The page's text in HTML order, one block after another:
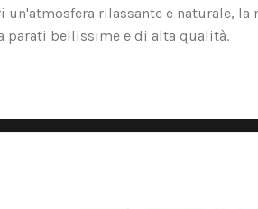
rilassante e naturale,
parati bellissime e di alta qualità.